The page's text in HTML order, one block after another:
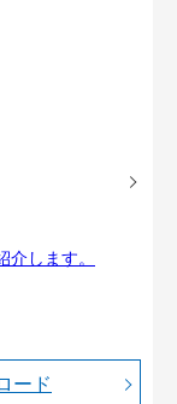
します。
ード